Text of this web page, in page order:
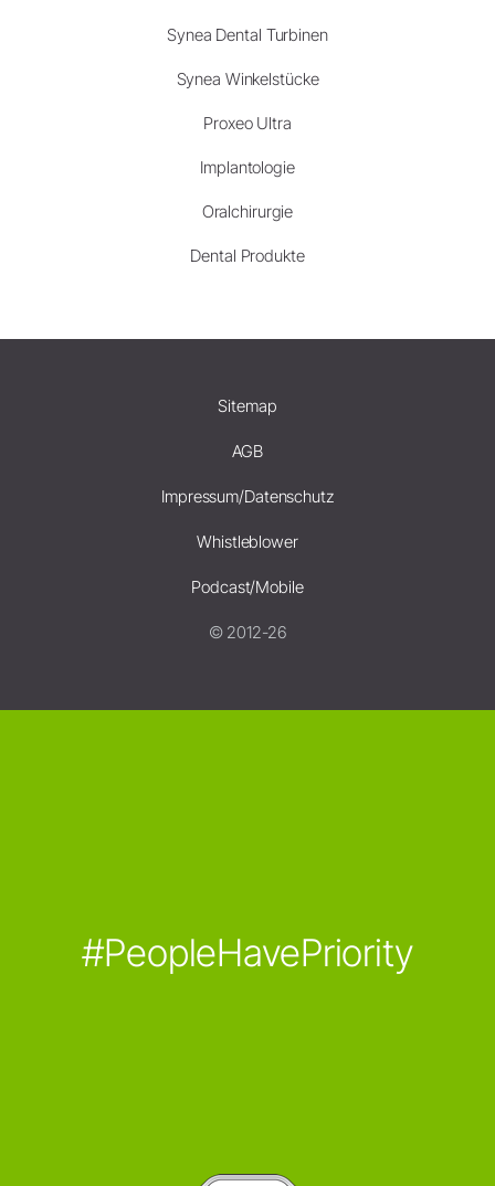
Synea Dental Turbinen
Synea Winkelstücke
Proxeo Ultra
Implantologie
Oralchirurgie
Dental Produkte
Sitemap
AGB
Impressum/Datenschutz
Whistleblower
Podcast/Mobile
© 2012-26
#PeopleHavePriority